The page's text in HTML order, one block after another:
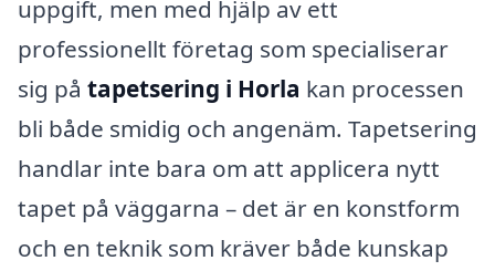
uppgift, men med hjälp av ett
professionellt företag som specialiserar
sig på tapetsering i Horla kan processen
bli både smidig och angenäm. Tapetsering
handlar inte bara om att applicera nytt
tapet på väggarna – det är en konstform
och en teknik som kräver både kunskap